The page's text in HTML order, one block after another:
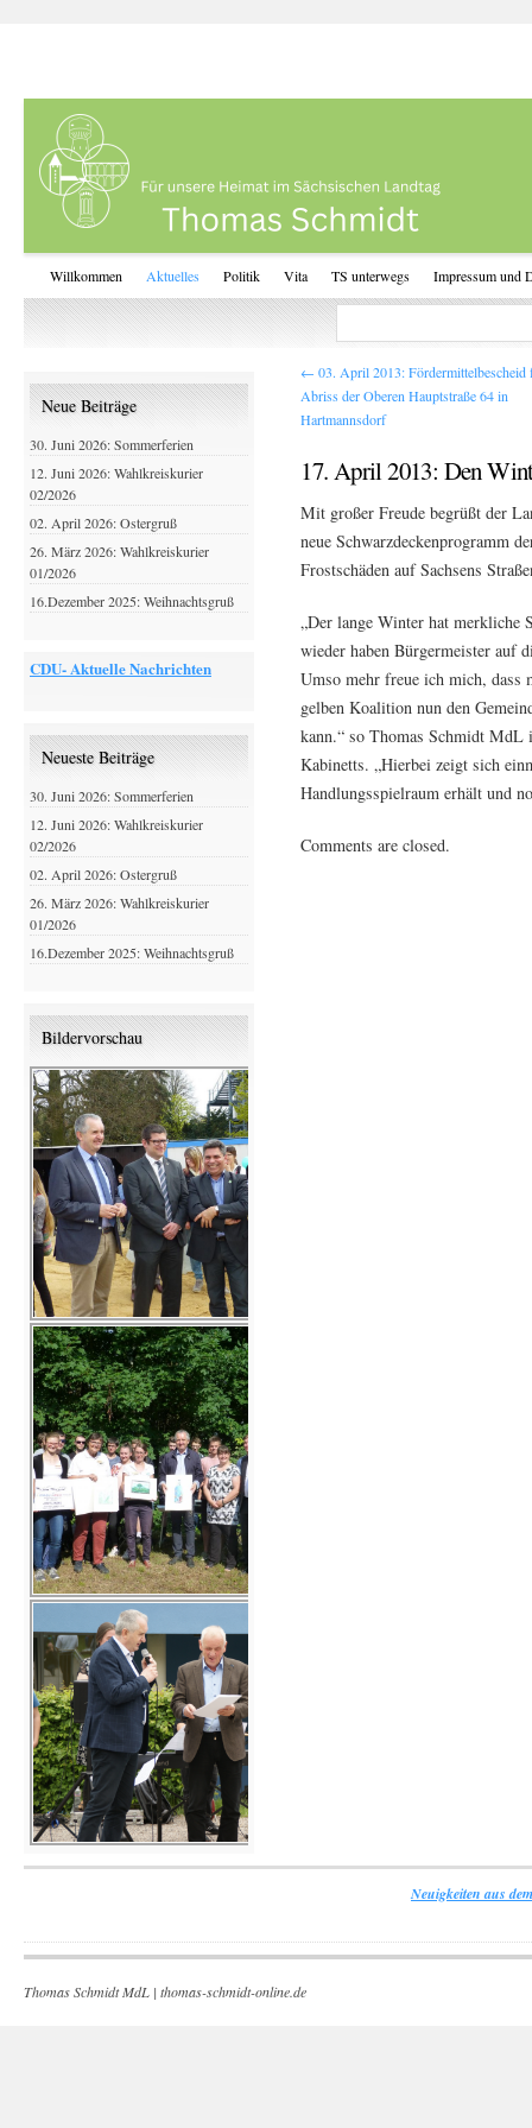
Willkommen Aktuelles Politik Vita TS unterwegs Impressum und
← 03. April 2013: Fördermittelbescheid
Abriss der Oberen Hauptstraße 64 in
Hartmannsdorf
17. April 2013: Den
Mit großer Freude begrüßt der
neue Schwarzdeckenprogramm
Frostschäden auf Sachsens
„Der lange Winter hat merkliche
wieder haben Bürgermeister auf
Umso mehr freue ich mich, dass
gelben Koalition nun den
kann.“ so Thomas Schmidt MdL
Kabinetts. „Hierbei zeigt sich
Handlungsspielraum erhält und
Comments are closed.
Neue Beiträge
30. Juni 2026: Sommerferien
12. Juni 2026: Wahlkreiskurier
02/2026
02. April 2026: Ostergruß
26. März 2026: Wahlkreiskurier
01/2026
16.Dezember 2025: Weihnachtsgruß
CDU- Aktuelle Nachrichten
Neueste Beiträge
30. Juni 2026: Sommerferien
12. Juni 2026: Wahlkreiskurier
02/2026
02. April 2026: Ostergruß
26. März 2026: Wahlkreiskurier
01/2026
16.Dezember 2025: Weihnachtsgruß
Bildervorschau
Neuigkeiten aus
Thomas Schmidt MdL | thomas-schmidt-online.de